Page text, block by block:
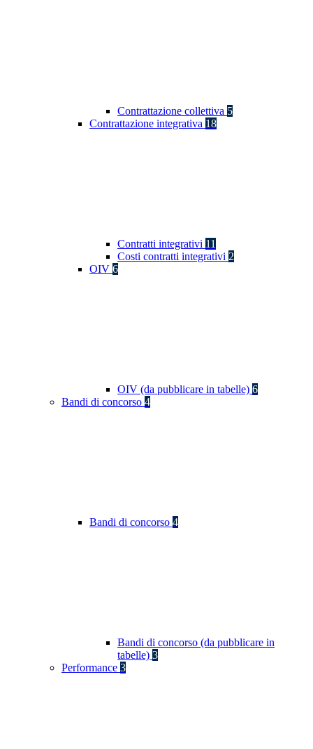
Contrattazione collettiva 5
Contrattazione integrativa 18
Contratti integrativi 11
Costi contratti integrativi 2
OIV 6
OIV (da pubblicare in tabelle) 6
Bandi di concorso 4
Bandi di concorso 4
Bandi di concorso (da pubblicare in
tabelle) 3
Performance 3